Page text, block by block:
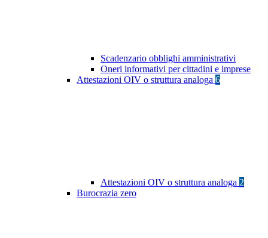
Scadenzario obblighi amministrativi
Oneri informativi per cittadini e imprese
Attestazioni OIV o struttura analoga 6
Attestazioni OIV o struttura analoga 2
Burocrazia zero